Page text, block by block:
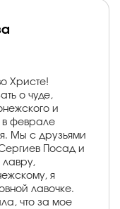
Христе!
о чуде,
и
в феврале
Мы с друзьями
Посад и
лавру,
я
лавочке.
что за мое